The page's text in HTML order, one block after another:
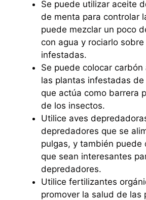
Se puede utilizar aceite
de menta para controlar
puede mezclar un poco
con agua y rociarlo
infestadas.
Se puede colocar
las plantas infestadas
que actúa como barrera
de los insectos.
Utilice aves
depredadores que se
pulgas, y también puede
que sean interesantes
depredadores.
Utilice fertilizantes
promover la salud de las